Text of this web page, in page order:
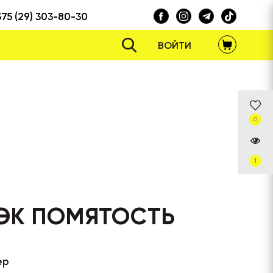
(29) 303-80-30
ВОЙТИ
ПОМЯТОСТЬ
0
1